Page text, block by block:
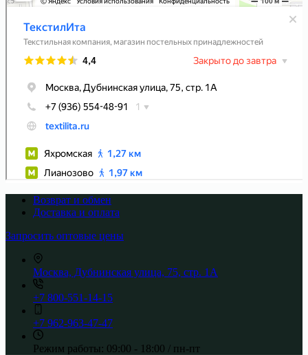
Возврат и обмен
Доставка и оплата
Запросить оптовые цены
Москва, Дубнинская улица, 75, стр. 1А
+7 800-551-14-15
+7 962-963-47-47
Режим работы: 09:00 - 18:00 / пн-пт